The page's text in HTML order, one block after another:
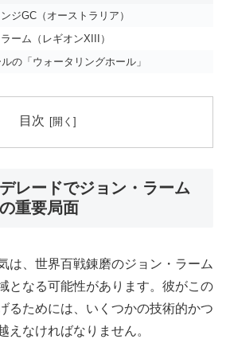
ジGC（オーストラリア）
ーム（レギオンXIII）
の「ウォータリングホール」
目次
レードでジョン・ラーム
重要局面
は、世界百戦錬磨のジョン・ラーム
となる可能性があります。彼がこの
るためには、いくつかの技術的かつ
えなければなりません。